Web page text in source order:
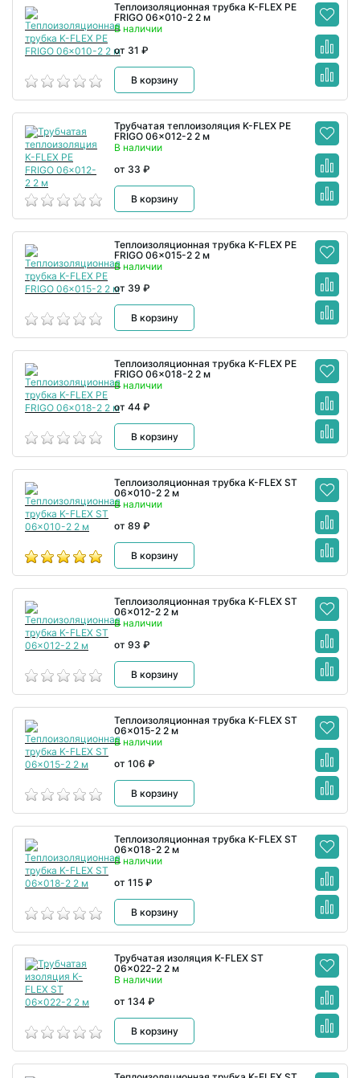
Теплоизоляционная трубка K-FLEX PE
FRIGO 06x010-2 2 м
В наличии
от 31 ₽
В корзину
Трубчатая теплоизоляция K-FLEX PE
FRIGO 06x012-2 2 м
В наличии
от 33 ₽
В корзину
Теплоизоляционная трубка K-FLEX PE
FRIGO 06x015-2 2 м
В наличии
от 39 ₽
В корзину
Теплоизоляционная трубка K-FLEX PE
FRIGO 06x018-2 2 м
В наличии
от 44 ₽
В корзину
Теплоизоляционная трубка K-FLEX ST
06x010-2 2 м
В наличии
от 89 ₽
В корзину
Теплоизоляционная трубка K-FLEX ST
06x012-2 2 м
В наличии
от 93 ₽
В корзину
Теплоизоляционная трубка K-FLEX ST
06x015-2 2 м
В наличии
от 106 ₽
В корзину
Теплоизоляционная трубка K-FLEX ST
06x018-2 2 м
В наличии
от 115 ₽
В корзину
Трубчатая изоляция K-FLEX ST
06x022-2 2 м
В наличии
от 134 ₽
В корзину